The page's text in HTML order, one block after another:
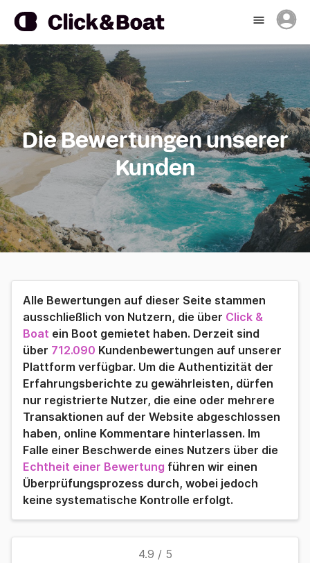
Die Bewertungen unserer
Kunden
Alle Bewertungen auf dieser Seite stammen
ausschließlich von Nutzern, die über Click &
Boat ein Boot gemietet haben. Derzeit sind
über 712.090 Kundenbewertungen auf unserer
Plattform verfügbar. Um die Authentizität der
Erfahrungsberichte zu gewährleisten, dürfen
nur registrierte Nutzer, die eine oder mehrere
Transaktionen auf der Website abgeschlossen
haben, online Kommentare hinterlassen. Im
Falle einer Beschwerde eines Nutzers über die
Echtheit einer Bewertung führen wir einen
Überprüfungsprozess durch, wobei jedoch
keine systematische Kontrolle erfolgt.
4.9 / 5